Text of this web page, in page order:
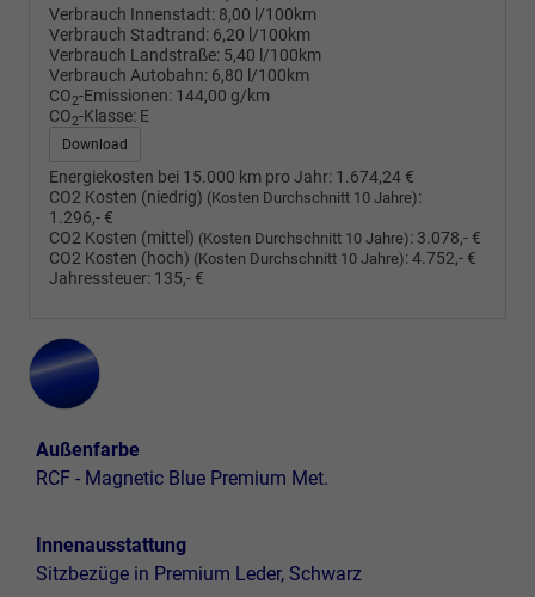
Verbrauch Innenstadt: 8,00 l/100km
Verbrauch Stadtrand: 6,20 l/100km
Verbrauch Landstraße: 5,40 l/100km
Verbrauch Autobahn: 6,80 l/100km
CO2-Emissionen: 144,00 g/km
CO2-Klasse: E
Download
Energiekosten bei 15.000 km pro Jahr: 1.674,24 €
CO2 Kosten (niedrig) (Kosten Durchschnitt 10 Jahre):
1.296,- €
CO2 Kosten (mittel) (Kosten Durchschnitt 10 Jahre): 3.078,- €
CO2 Kosten (hoch) (Kosten Durchschnitt 10 Jahre):4.752,- €
Jahressteuer: 135,- €
Außenfarbe
RCF - Magnetic Blue Premium Met.
Innenausstattung
Sitzbezüge in Premium Leder, Schwarz